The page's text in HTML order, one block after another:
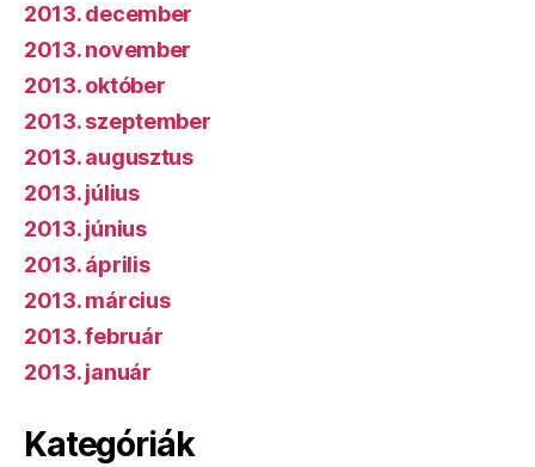
2013. december
2013. november
2013. október
2013. szeptember
2013. augusztus
2013. július
2013. június
2013. április
2013. március
2013. február
2013. január
Kategóriák